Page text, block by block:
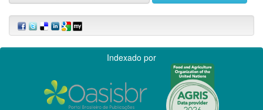
Indexado por